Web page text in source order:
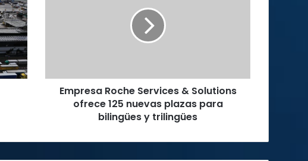
plazas
para
bilingües
Empresa Roche Services & Solutions
ofrece 125 nuevas plazas para
bilingües y trilingües